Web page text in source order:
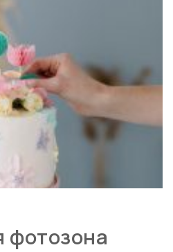
фотозона